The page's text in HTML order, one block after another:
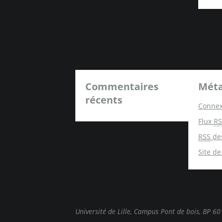
Commentaires
récents
Flux
RSS
Site
Université de Lille, Campus Pont de bois, BP